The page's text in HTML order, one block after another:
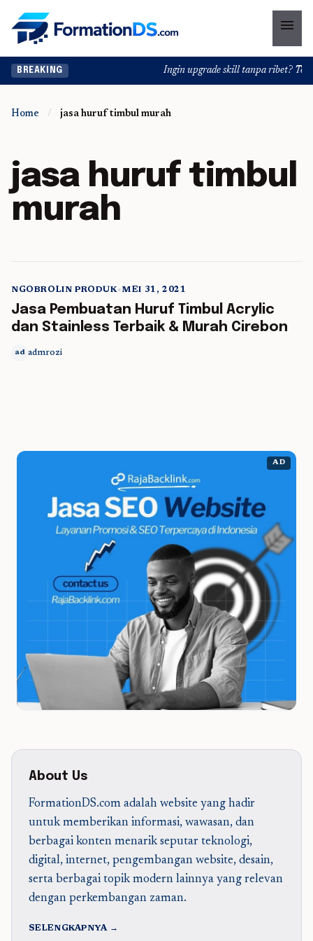
menu
BREAKING Ingin upgrade skill tanpa ribet?
Home / jasa huruf timbul murah
jasa huruf timbul
murah
5 min read
NGOBROLIN PRODUK•MEI 31, 2021
Jasa Pembuatan Huruf Timbul Acrylic
dan Stainless Terbaik & Murah Cirebon
ad admrozi
AD
About Us
FormationDS.com adalah website yang hadir
untuk memberikan informasi, wawasan, dan
berbagai konten menarik seputar teknologi,
digital, internet, pengembangan website, desain,
serta berbagai topik modern lainnya yang relevan
dengan perkembangan zaman.
SELENGKAPNYA →